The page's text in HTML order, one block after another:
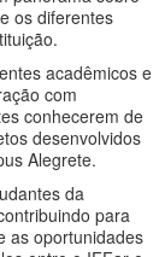
os diferentes
acadêmicos e
com
conhecerem de
desenvolvidos
Alegrete.
da
para
as oportunidades